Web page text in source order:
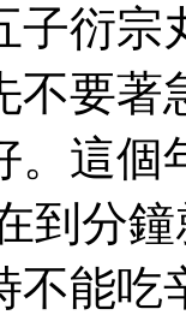
子衍
不要
。這
到分
不能吃